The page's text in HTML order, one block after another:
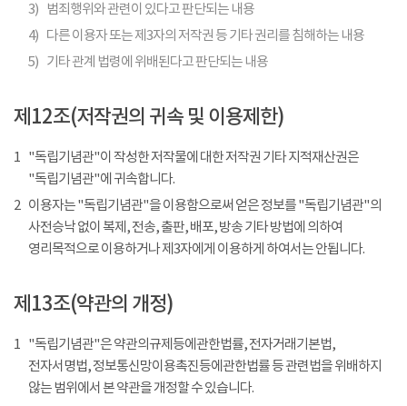
3)
범죄행위와 관련이 있다고 판단되는 내용
4) 다른 이용자 또는 제3자의 저작권 등 기타 권리를 침해하는 내용
5) 기타 관계 법령에 위배된다고 판단되는 내용
제12조(저작권의 귀속 및 이용제한)
1 "독립기념관"이 작성한 저작물에 대한 저작권 기타 지적재산권은
"독립기념관"에 귀속합니다.
2 이용자는 "독립기념관"을 이용함으로써 얻은 정보를 "독립기념관"의
사전승낙 없이 복제, 전송, 출판, 배포, 방송 기타 방법에 의하여
영리목적으로 이용하거나 제3자에게 이용하게 하여서는 안됩니다.
제13조(약관의 개정)
1 "독립기념관"은 약관의규제등에관한법률, 전자거래기본법,
전자서명법, 정보통신망이용촉진등에관한법률 등 관련법을 위배하지
않는 범위에서 본 약관을 개정할 수 있습니다.